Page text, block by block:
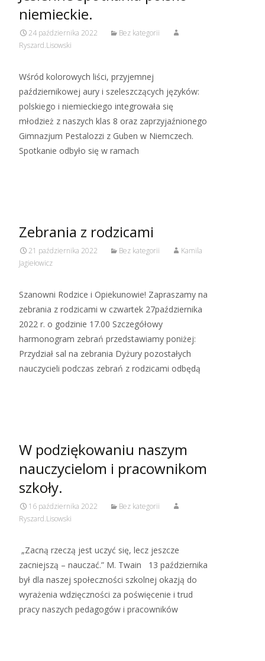
niemieckie.
24 października 2022
Bez kategorii
Ryszard.Lisowski
Wśród kolorowych liści, przyjemnej
październikowej aury i szeleszczących języków:
polskiego i niemieckiego integrowała się
młodzież z naszych klas 8 oraz zaprzyjaźnionego
Gimnazjum Pestalozzi z Guben w Niemczech.
Spotkanie odbyło się w ramach
Zebrania z rodzicami
21 października 2022 Bez kategorii
Kamila
Jagiełowicz
Szanowni Rodzice i Opiekunowie! Zapraszamy na
zebrania z rodzicami w czwartek 27października
2022 r. o godzinie 17.00 Szczegółowy
harmonogram zebrań przedstawiamy poniżej:
Przydział sal na zebrania Dyżury pozostałych
nauczycieli podczas zebrań z rodzicami odbędą
W podziękowaniu naszym
nauczycielom i pracownikom
szkoły.
16 października 2022
Bez kategorii
Ryszard.Lisowski
„Zacną rzeczą jest uczyć się, lecz jeszcze
zacniejszą – nauczać.” M. Twain 13 października
był dla naszej społeczności szkolnej okazją do
wyrażenia wdzięczności za poświęcenie i trud
pracy naszych pedagogów i pracowników